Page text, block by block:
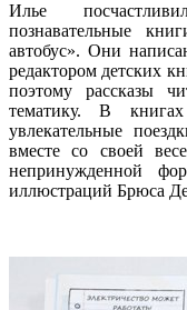
Илье
познавательные
автобус». Они
редактором детских
поэтому рассказы
тематику. В
увлекательные
вместе со своей
непринужденной
иллюстраций Брюса